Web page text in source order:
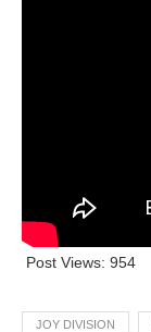
Post Views: 954
JOY DIVISION